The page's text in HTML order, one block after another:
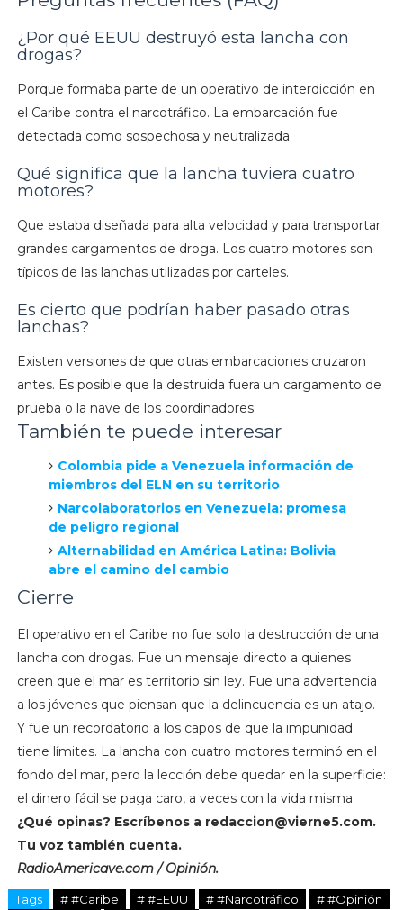
¿Por qué EEUU destruyó esta lancha con
drogas?
Porque formaba parte de un operativo de interdicción en
el Caribe contra el narcotráfico. La embarcación fue
detectada como sospechosa y neutralizada.
Qué significa que la lancha tuviera cuatro
motores?
Que estaba diseñada para alta velocidad y para transportar
grandes cargamentos de droga. Los cuatro motores son
típicos de las lanchas utilizadas por carteles.
Es cierto que podrían haber pasado otras
lanchas?
Existen versiones de que otras embarcaciones cruzaron
antes. Es posible que la destruida fuera un cargamento de
prueba o la nave de los coordinadores.
También te puede interesar
Colombia pide a Venezuela información de
miembros del ELN en su territorio
Narcolaboratorios en Venezuela: promesa
de peligro regional
Alternabilidad en América Latina: Bolivia
abre el camino del cambio
Cierre
El operativo en el Caribe no fue solo la destrucción de una
lancha con drogas. Fue un mensaje directo a quienes
creen que el mar es territorio sin ley. Fue una advertencia
a los jóvenes que piensan que la delincuencia es un atajo.
Y fue un recordatorio a los capos de que la impunidad
tiene límites. La lancha con cuatro motores terminó en el
fondo del mar, pero la lección debe quedar en la superficie:
el dinero fácil se paga caro, a veces con la vida misma.
¿Qué opinas? Escríbenos a redaccion@vierne5.com.
Tu voz también cuenta.
RadioAmericave.com / Opinión.
Tags # #Caribe # #EEUU # #Narcotráfico
# #Opinión